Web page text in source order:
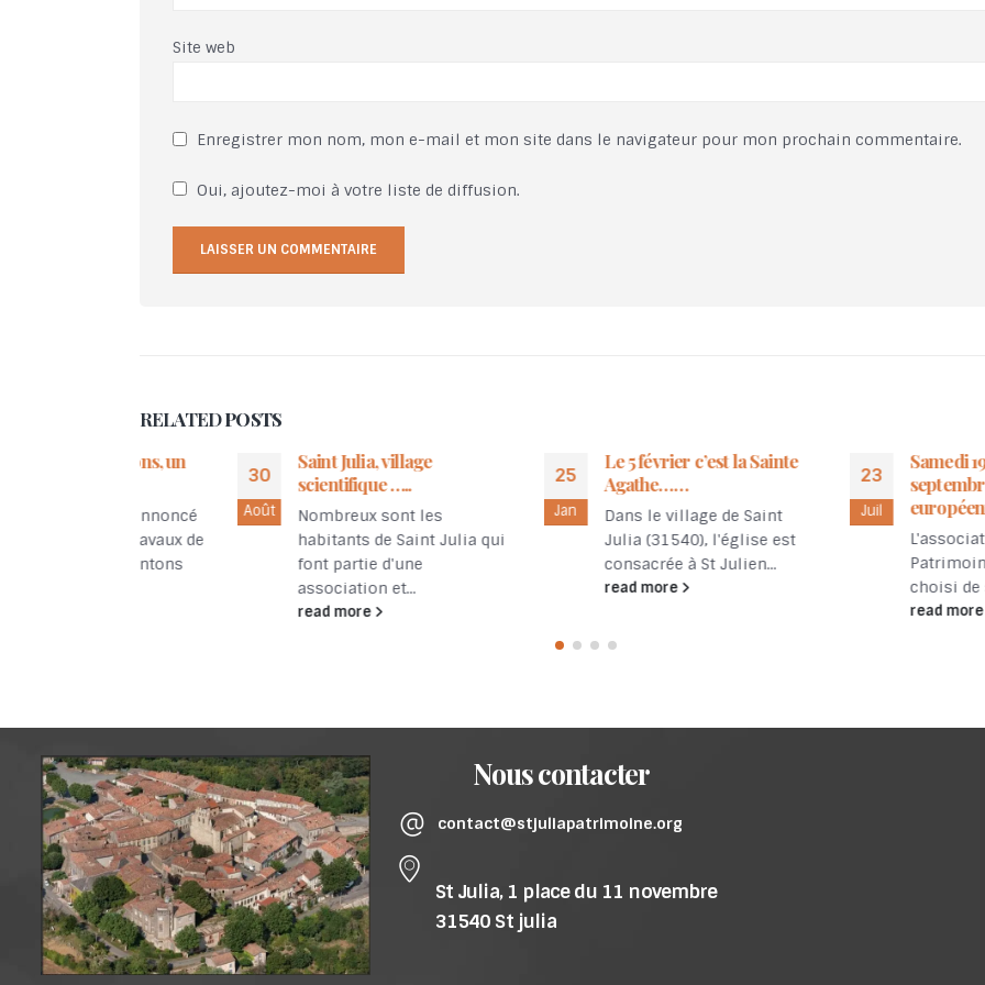
Site web
Enregistrer mon nom, mon e-mail et mon site dans le navigateur pour mon prochain commentaire.
Oui, ajoutez-moi à votre liste de diffusion.
RELATEDPOSTS
30
Août
Saint Julia, village
scientifique …..
Nombreux sont les
habitants de Saint Julia qui
font partie d'une
association et...
Le 5 février c’est la Sainte
Agathe……
Dans le village de Saint
Julia (31540), l'église est
consacrée à St Julien...
23
Juil
Samedi 19 et
septembre, Journées
européennes du
L'association des
Patrimoine de Saint
choisi de s'associer à
Nous contacter
contact@stjuliapatrimoine.org
St Julia, 1 place du 11 novembre
31540 St julia